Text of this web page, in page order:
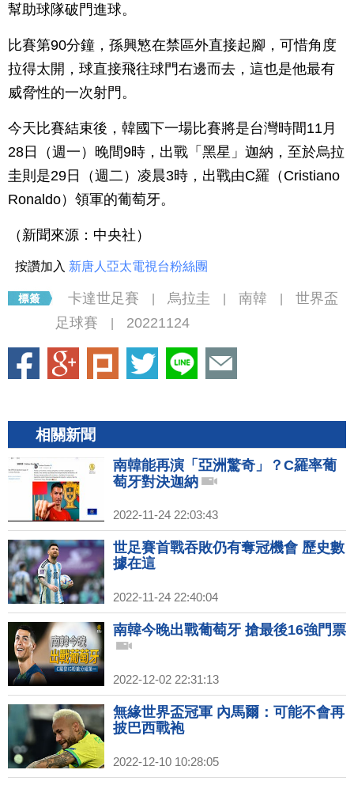
幫助球隊破門進球。
比賽第90分鐘，孫興慜在禁區外直接起腳，可惜角度
拉得太開，球直接飛往球門右邊而去，這也是他最有
威脅性的一次射門。
今天比賽結束後，韓國下一場比賽將是台灣時間11月
28日（週一）晚間9時，出戰「黑星」迦納，至於烏拉
圭則是29日（週二）凌晨3時，出戰由C羅（Cristiano
Ronaldo）領軍的葡萄牙。
（新聞來源：中央社）
按讚加入 新唐人亞太電視台粉絲團
卡達世足賽 烏拉圭 南韓
世界盃
足球賽
20221124
相關新聞
南韓能再演「亞洲驚奇」？C羅率葡
萄牙對決迦納
2022-11-24 22:03:43
世足賽首戰吞敗仍有奪冠機會 歷史數
據在這
2022-11-24 22:40:04
南韓今晚出戰葡萄牙 搶最後16強門票
2022-12-02 22:31:13
無緣世界盃冠軍 內馬爾：可能不會再
披巴西戰袍
2022-12-10 10:28:05